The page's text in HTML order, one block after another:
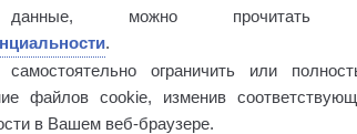
данные, можно прочитать
.
ограничить или
файлов cookie, изменив
в Вашем веб-браузере.